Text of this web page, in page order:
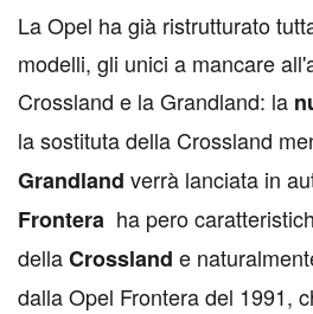
La Opel ha già ristrutturato
modelli, gli unici a mancare
Crossland e la Grandland: la
la sostituta della Crossland
Grandland verrà lanciata in
Frontera ha pero
dellaCrossland e
dalla Opel Frontera del 1991,